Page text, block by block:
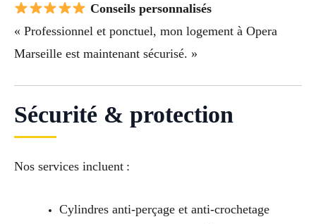
Conseils personnalisés
« Professionnel et ponctuel, mon logement à Opera
Marseille est maintenant sécurisé. »
Sécurité & protection
Nos services incluent :
Cylindres anti-perçage et anti-crochetage